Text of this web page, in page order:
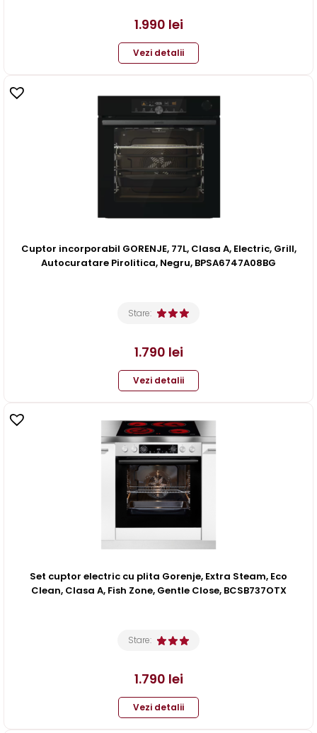
1.990 lei
Vezi detalii
Cuptor incorporabil GORENJE, 77L, Clasa A, Electric, Grill,
Autocuratare Pirolitica, Negru, BPSA6747A08BG
Stare:
1.790 lei
Vezi detalii
Set cuptor electric cu plita Gorenje, Extra Steam, Eco
Clean, Clasa A, Fish Zone, Gentle Close, BCSB737OTX
Stare:
1.790 lei
Vezi detalii